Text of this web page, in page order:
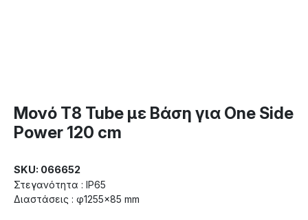
Μονό T8 Tube με Βάση για One Side
Power 120 cm
SKU: 066652
Στεγανότητα : IP65
Διαστάσεις : φ1255×85 mm